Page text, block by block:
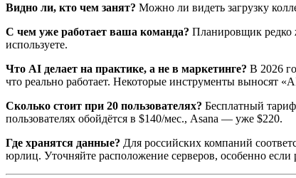
Видно ли, кто чем занят? Можно ли видеть загрузку
С чем уже работает ваша команда? Планировщик редко
используете.
Что AI делает на практике, а не в маркетинге? В 2026
что реально работает. Некоторые инструменты выносят
Сколько стоит при 20 пользователях? Бесплатный
пользователях обойдётся в $140/мес., Asana — уже $220.
Где хранятся данные? Для российских компаний
юрлиц. Уточняйте расположение серверов, особенно